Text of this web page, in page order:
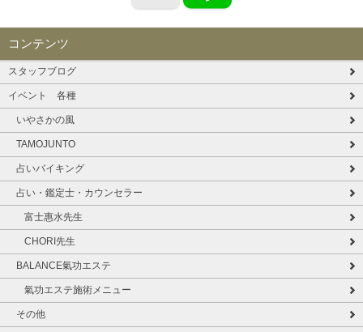
コンテンツ
スタッフブログ
イベント 各種
いやさかの風
TAMOJUNTO
占いバイキング
占い・鑑定士・カウンセラー
富士惠水先生
CHORI先生
BALANCE氣功エステ
氣功エステ施術メニュー
その他